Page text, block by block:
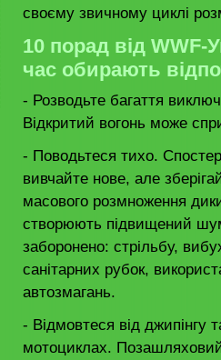
своєму звичному циклі
10 порад від WWF-
час обирають
- Розводьте багаття
Відкритий вогонь може
- Поводьтеся тихо.
вивчайте нове, але
масового розмноження
створюють підвищений
заборонено: стрільбу,
санітарних рубок,
автозмагань.
- Відмовтеся від джипінгу
мотоциклах.